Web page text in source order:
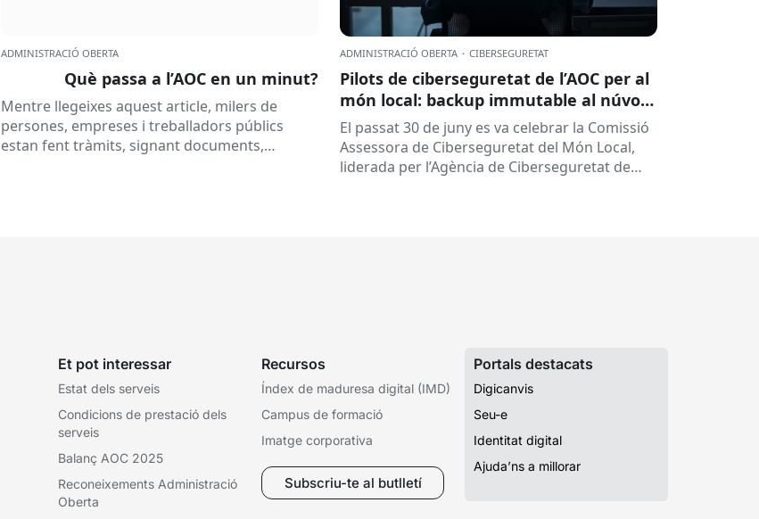
ADMINISTRACIÓ OBERTA
Què passa a l’AOC en un minut?
Mentre llegeixes aquest article, milers de
persones, empreses i treballadors públics
estan fent tràmits, signant documents,
ADMINISTRACIÓ OBERTA · CIBERSEGURETAT
Pilots de ciberseguretat de l’AOC per al
món local: backup immutable al núvol i
altres
El passat 30 de juny es va celebrar la Comissió
Assessora de Ciberseguretat del Món Local,
liderada per l’Agència de Ciberseguretat de
Et pot interessar
Estat dels serveis
Condicions de prestació dels
serveis
Balanç AOC 2025
Reconeixements Administració
Oberta
Recursos
Índex de maduresa digital (IMD)
Campus de formació
Imatge corporativa
Subscriu-te al butlletí
Portals destacats
Digicanvis
Seu-e
Identitat digital
Ajuda’ns a millorar